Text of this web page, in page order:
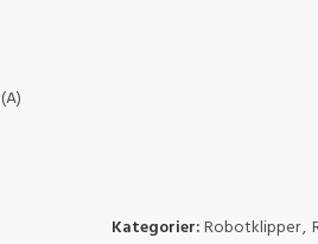
Kategorier:Robotklipper,